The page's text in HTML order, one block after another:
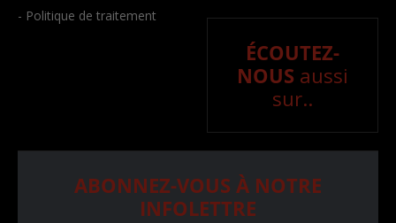
- Politique de traitement
ÉCOUTEZ-
NOUS aussi
sur..
ABONNEZ-VOUS À NOTRE
INFOLETTRE